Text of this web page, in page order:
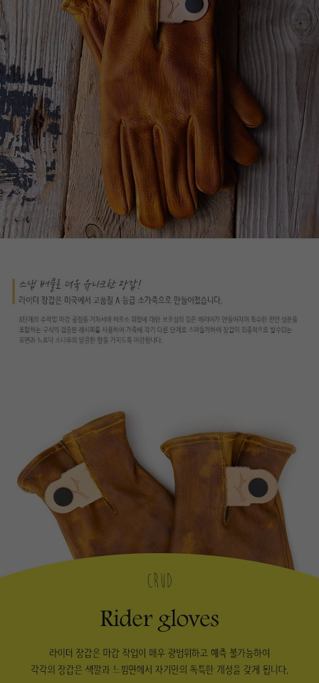
이코 라이프 하